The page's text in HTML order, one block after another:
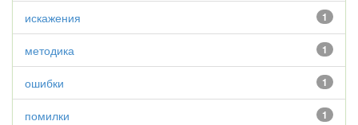
1
искажения
1
методика
1
ошибки
1
помилки